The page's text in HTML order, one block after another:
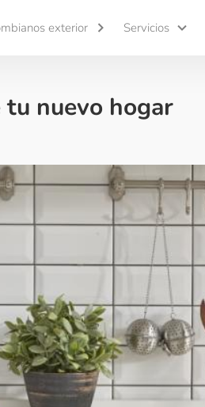
exterior Servicios
tu nuevo hogar